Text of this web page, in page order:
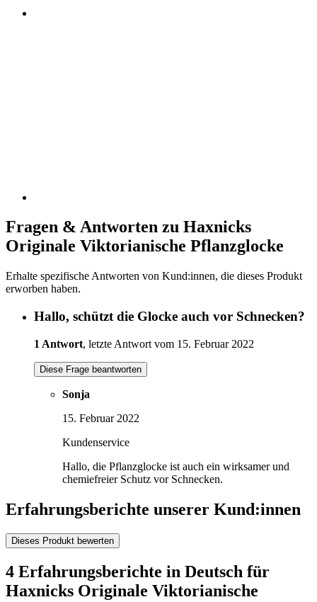
Fragen & Antworten zu Haxnicks
Originale Viktorianische Pflanzglocke
Erhalte spezifische Antworten von Kund:innen, die dieses Produkt
erworben haben.
Hallo, schützt die Glocke auch vor Schnecken?
1 Antwort, letzte Antwort vom 15. Februar 2022
Diese Frage beantworten
Sonja
15. Februar 2022
Kundenservice
Hallo, die Pflanzglocke ist auch ein wirksamer und
chemiefreier Schutz vor Schnecken.
Erfahrungsberichte unserer Kund:innen
Dieses Produkt bewerten
4 Erfahrungsberichte in Deutsch für
Haxnicks Originale Viktorianische